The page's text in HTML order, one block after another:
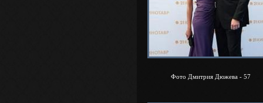
Фото Дмитрия Дюжева - 57